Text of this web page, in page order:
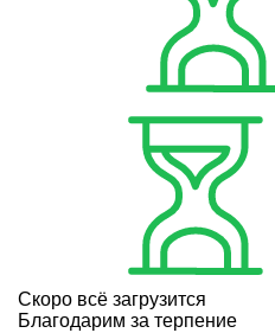
Скоро всё загрузится
Благодарим за терпение